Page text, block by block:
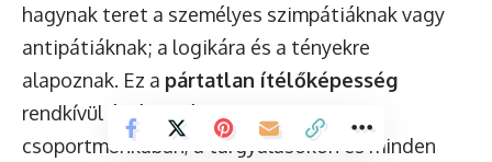
hagynak teret a személyes szimpátiáknak vagy
antipátiáknak; a logikára és a tényekre
alapoznak. Ez a pártatlan ítélőképesség
rendkívül értékessé teszi őket a
csoportmunkában, a tárgyalásokon és minden